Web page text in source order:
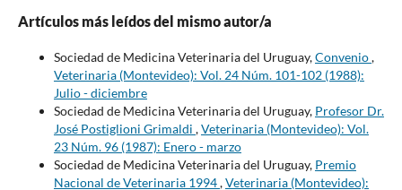
Artículos más leídos del mismo autor/a
Sociedad de Medicina Veterinaria del Uruguay,Convenio,
Veterinaria (Montevideo): Vol. 24 Núm. 101-102 (1988):
Julio - diciembre
Sociedad de Medicina Veterinaria del Uruguay, Profesor Dr.
José Postiglioni Grimaldi ,Veterinaria (Montevideo): Vol.
23 Núm. 96 (1987): Enero - marzo
Sociedad de Medicina Veterinaria del Uruguay, Premio
Nacional de Veterinaria 1994,Veterinaria (Montevideo):